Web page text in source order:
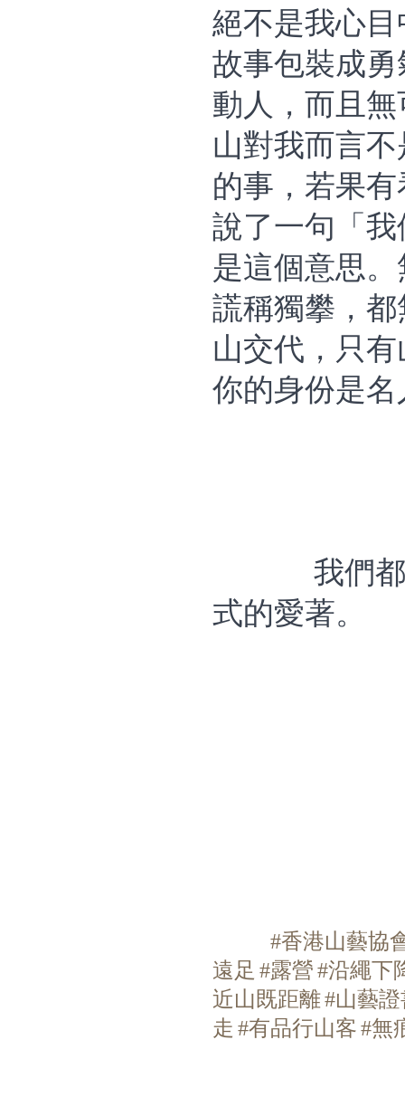
絕不是我心
故事包裝成
動人，而且
山對我而言
的事，若果
說了一句「
是這個意思
謊稱獨攀，
山交代，只
你的身份是名
我們
式的愛著。
#香港山藝協
遠足 #露營#沿繩下
近山既距離#山藝
走 #有品行山客#無